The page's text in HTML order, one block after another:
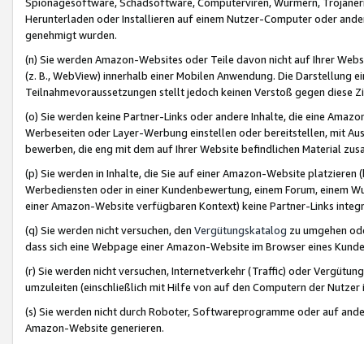
Herunterladen oder Installieren auf einem Nutzer-Computer oder
genehmigt wurden.
(n) Sie werden Amazon-Websites oder Teile davon nicht auf Ihrer
(z. B., WebView) innerhalb einer Mobilen Anwendung. Die Darstellung
Teilnahmevoraussetzungen stellt jedoch keinen Verstoß gegen diese
(o) Sie werden keine Partner-Links oder andere Inhalte, die eine
Werbeseiten oder Layer-Werbung einstellen oder bereitstellen, mit
bewerben, die eng mit dem auf Ihrer Website befindlichen Material
(p) Sie werden in Inhalte, die Sie auf einer Amazon-Website
Werbediensten oder in einer Kundenbewertung, einem Forum, einem
einer Amazon-Website verfügbaren Kontext) keine Partner-Links
(q) Sie werden nicht versuchen, den Vergütungskatalog zu umgehen
dass sich eine Webpage einer Amazon-Website im Browser eines
(r) Sie werden nicht versuchen, Internetverkehr (Traffic) oder
umzuleiten (einschließlich mit Hilfe von auf den Computern der
(s) Sie werden nicht durch Roboter, Softwareprogramme oder auf
Amazon-Website generieren.